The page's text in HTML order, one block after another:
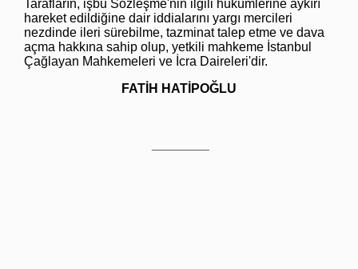
Tarafların, işbu Sözleşme'nin ilgili hükümlerine aykırı
hareket edildiğine dair iddialarını yargı mercileri
nezdinde ileri sürebilme, tazminat talep etme ve dava
açma hakkına sahip olup, yetkili mahkeme İstanbul
Çağlayan Mahkemeleri ve İcra Daireleri'dir.
FATİH HATİPOĞLU